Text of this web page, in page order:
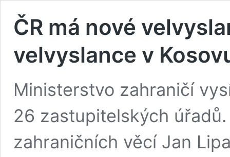
ČR má nové
velvyslance v
Ministerstvo zahraničí
26 zastupitelských
zahraničních věcí Jan